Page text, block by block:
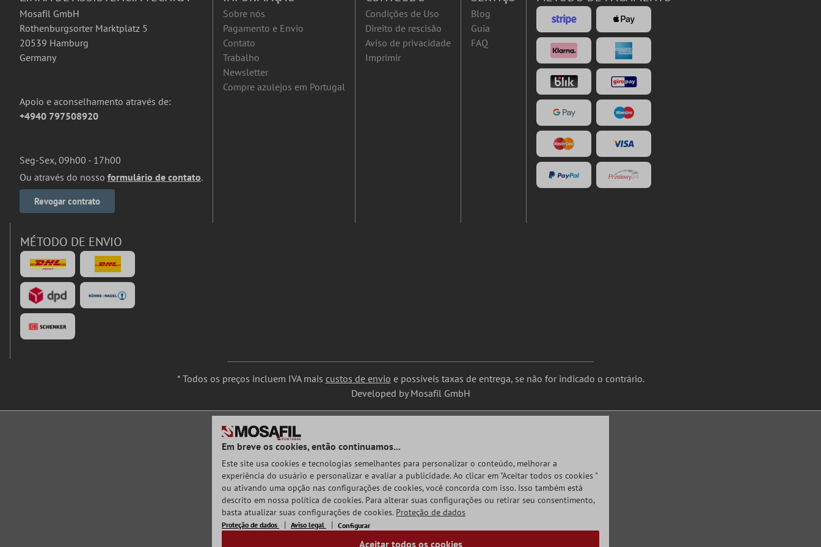
Mosafil GmbH
Rothenburgsorter Marktplatz 5
20539 Hamburg
Germany
Apoio e aconselhamento através de:
+4940 797508920
Seg-Sex, 09h00 - 17h00
Ou através do nosso formulário de contato.
Revogar contrato
Sobre nós
Pagamento e Envio
Contato
Trabalho
Newsletter
Compre azulejos em Portugal
Condições de Uso
Direito de rescisão
Aviso de privacidade
Imprimir
Blog
Guia
FAQ
MÉTODO DE ENVIO
* Todos os preços incluem IVA mais custos de envio e possíveis taxas de entrega, se não for indicado o contrário.
Developed by Mosafil GmbH
Em breve os cookies, então continuamos...
Este site usa cookies e tecnologias semelhantes para personalizar o conteúdo, melhorar a
experiência do usuário e personalizar e avaliar a publicidade. Ao clicar em "Aceitar todos os cookies "
ou ativando uma opção nas configurações de cookies, você concorda com isso. Isso também está
descrito em nossa política de cookies. Para alterar suas configurações ou retirar seu consentimento,
basta atualizar suas configurações de cookies. Proteção de dados
Proteção de dados Aviso legal Configurar
Aceitar todos os cookies